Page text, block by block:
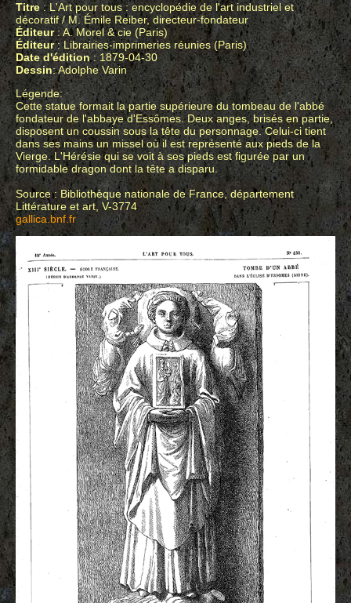
Titre : L'Art pour tous : encyclopédie de l'art industriel et
décoratif / M. Émile Reiber, directeur-fondateur
Éditeur: A. Morel & cie (Paris)
Éditeur: Librairies-imprimeries réunies (Paris)
Date d'édition: 1879-04-30
Dessin: Adolphe Varin
Légende:
Cette statue formait la partie supérieure du tombeau de l'abbé
fondateur de l'abbaye d'Essômes. Deux anges, brisés en partie,
disposent un coussin sous la tête du personnage. Celui-ci tient
dans ses mains un missel où il est représenté aux pieds de la
Vierge. L'Hérésie qui se voit à ses pieds est figurée par un
formidable dragon dont la tête a disparu.
Source : Bibliothèque nationale de France, département
Littérature et art, V-3774
gallica.bnf.fr